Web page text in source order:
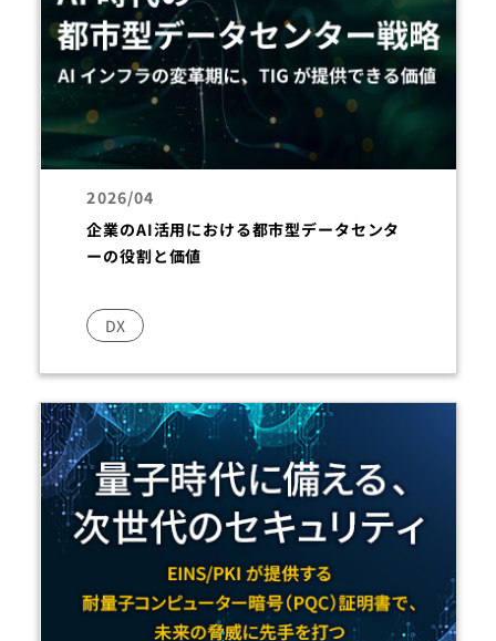
2026/04
企業のAI活用における都市型データセンタ
ーの役割と価値
DX